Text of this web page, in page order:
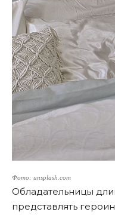
Фото: unsplash.com
Обладательницы
представлять